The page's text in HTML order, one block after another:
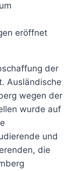
eröffnet
der
Ausländische
wegen der
wurde auf
und
die